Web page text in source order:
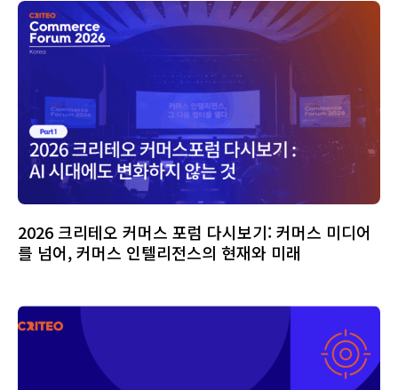
2026 크리테오 커머스 포럼 다시보기: 커머스 미디어
를 넘어, 커머스 인텔리전스의 현재와 미래